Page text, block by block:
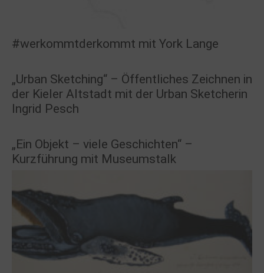
#werkommtderkommt mit York Lange
„Urban Sketching“ – Öffentliches Zeichnen in
der Kieler Altstadt mit der Urban Sketcherin
Ingrid Pesch
„Ein Objekt – viele Geschichten“ –
Kurzführung mit Museumstalk